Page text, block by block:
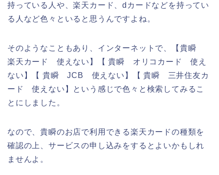
持っている人や、楽天カード、dカードなどを持ってい
る人など色々といると思うんですよね。
そのようなこともあり、インターネットで、【貴瞬
楽天カード 使えない】【 貴瞬 オリコカード 使え
ない】【 貴瞬 JCB 使えない】【 貴瞬 三井住友カ
ード 使えない】という感じで色々と検索してみるこ
とにしました。
なので、貴瞬のお店で利用できる楽天カードの種類を
確認の上、サービスの申し込みをするとよいかもしれ
ませんよ。